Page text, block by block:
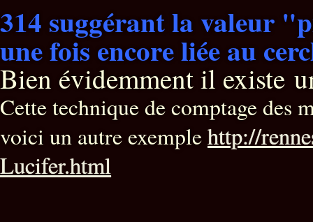
314 suggérant la valeur
une fois encore liée au
Bien évidemment il existe
Cette technique de comptage des
voici un autre exemplehttp://
Lucifer.html